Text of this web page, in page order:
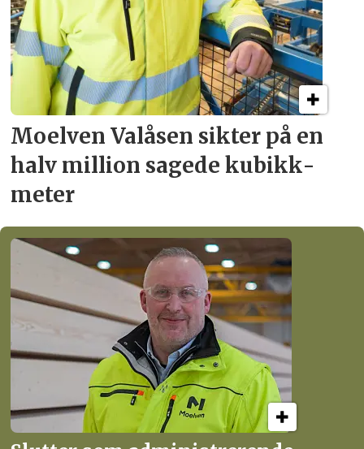
Moelven Valåsen sikter på en
halv million sagede kubikk­
meter